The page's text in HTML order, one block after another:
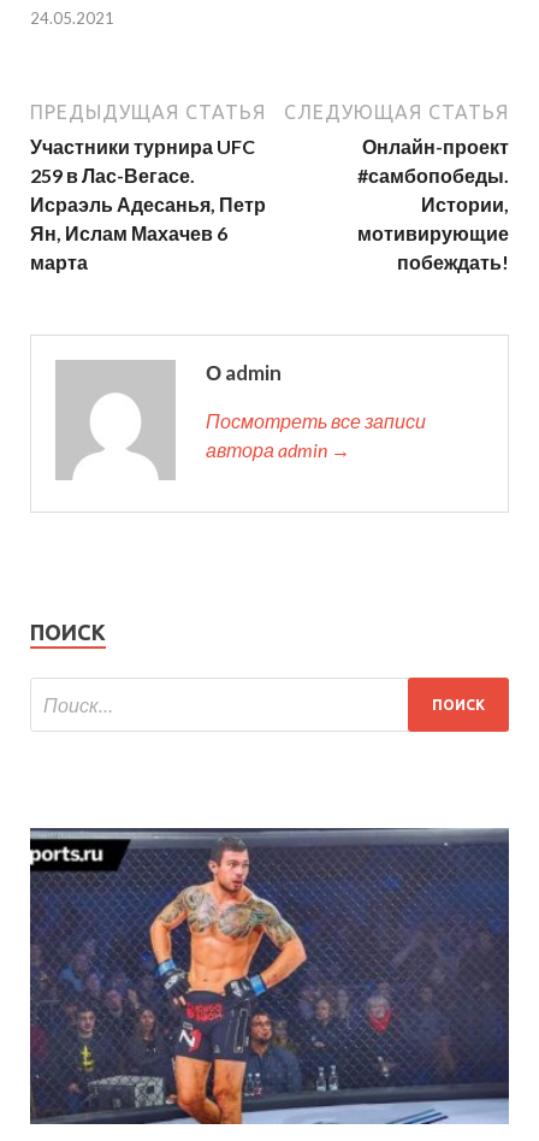
24.05.2021
ПРЕДЫДУЩАЯ СТАТЬЯ
Участники турнира UFC
259 в Лас-Вегасе.
Исраэль Адесанья, Петр
Ян, Ислам Махачев 6
марта
СЛЕДУЮЩАЯ СТАТЬЯ
Онлайн-проект
#самбопобеды.
Истории,
мотивирующие
побеждать!
О admin
Посмотреть все записи
автора admin →
ПОИСК